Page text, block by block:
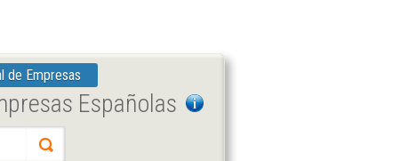
de Empresas
Españolas